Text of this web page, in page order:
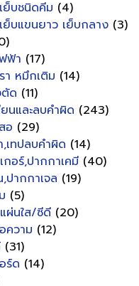
ย็บชนิดคีม (4)
ย็บแขนยาว เย็บกลาง (3)
ฟ้า (17)
า หมึกเติม (14)
ด (11)
นและลบคำผิด (243)
อ (29)
เทปลบคำผิด (14)
กอร์,ปากกาเคมี (40)
ากกาเจล (19)
(5)
ผ่นใส/ซีดี (20)
ความ (12)
(31)
ร์ด (14)